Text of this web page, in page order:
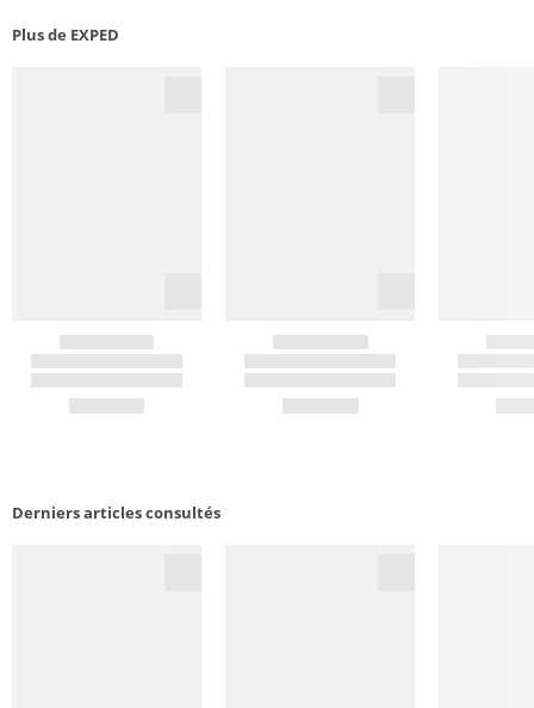
Plus de EXPED
Derniers articles consultés